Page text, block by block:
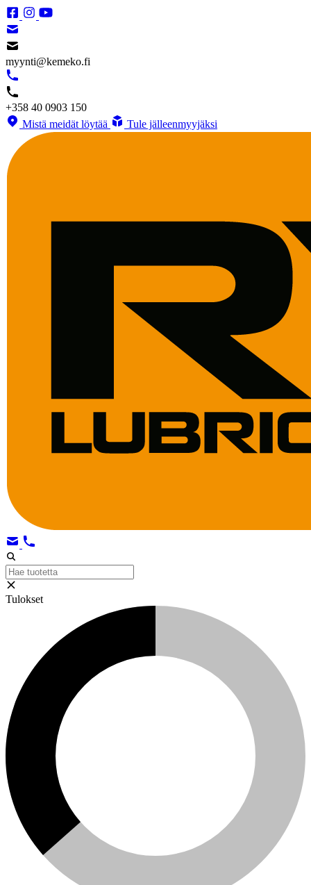
myynti@kemeko.fi
+358 40 0903 150
Mistä meidät löytää
Tule jälleenmyyjäksi
Tulokset